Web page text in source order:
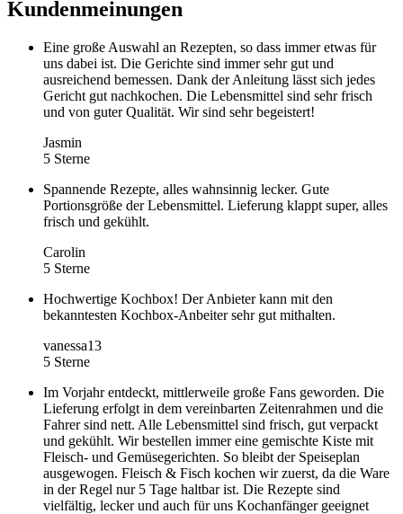
Kundenmeinungen
Eine große Auswahl an Rezepten, so dass immer etwas für
uns dabei ist. Die Gerichte sind immer sehr gut und
ausreichend bemessen. Dank der Anleitung lässt sich jedes
Gericht gut nachkochen. Die Lebensmittel sind sehr frisch
und von guter Qualität. Wir sind sehr begeistert!
Jasmin
5 Sterne
Spannende Rezepte, alles wahnsinnig lecker. Gute
Portionsgröße der Lebensmittel. Lieferung klappt super, alles
frisch und gekühlt.
Carolin
5 Sterne
Hochwertige Kochbox! Der Anbieter kann mit den
bekanntesten Kochbox-Anbeiter sehr gut mithalten.
vanessa13
5 Sterne
Im Vorjahr entdeckt, mittlerweile große Fans geworden. Die
Lieferung erfolgt in dem vereinbarten Zeitenrahmen und die
Fahrer sind nett. Alle Lebensmittel sind frisch, gut verpackt
und gekühlt. Wir bestellen immer eine gemischte Kiste mit
Fleisch- und Gemüsegerichten. So bleibt der Speiseplan
ausgewogen. Fleisch & Fisch kochen wir zuerst, da die Ware
in der Regel nur 5 Tage haltbar ist. Die Rezepte sind
vielfältig, lecker und auch für uns Kochanfänger geeignet